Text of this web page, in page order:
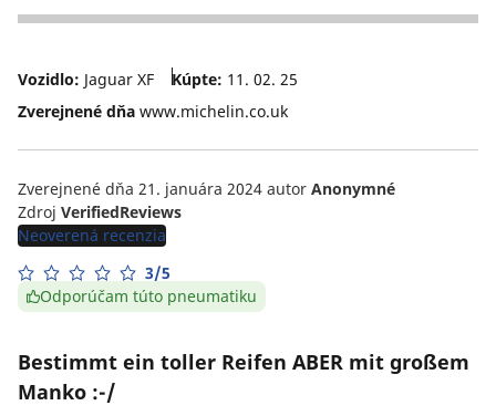
5
Vozidlo: Jaguar XF Kúpte: 11. 02. 25
Zverejnené dňa www.michelin.co.uk
Zverejnené dňa 21. januára 2024 autor Anonymné
Zdroj VerifiedReviews
Neoverená recenzia
3/5
Odporúčam túto pneumatiku
Bestimmt ein toller Reifen ABER mit großem
Manko :-/